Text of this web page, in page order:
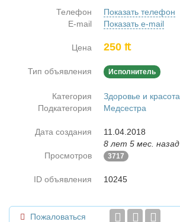
Телефон
Показать телефон
E-mail
Показать e-mail
Цена 250 ₶
Тип объявления Исполнитель
Категория
Здоровье и красота
Подкатегория
Медсестра
Дата создания
11.04.2018
8 лет 5 мес. назад
Просмотров
3717
ID объявления 10245
Пожаловаться